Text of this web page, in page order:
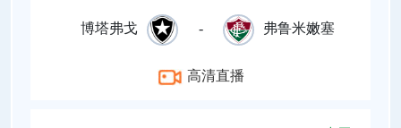
博塔弗戈 - 弗鲁米嫩塞
高清直播